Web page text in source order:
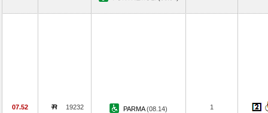
07.52 19232 PARMA(08.14) 1